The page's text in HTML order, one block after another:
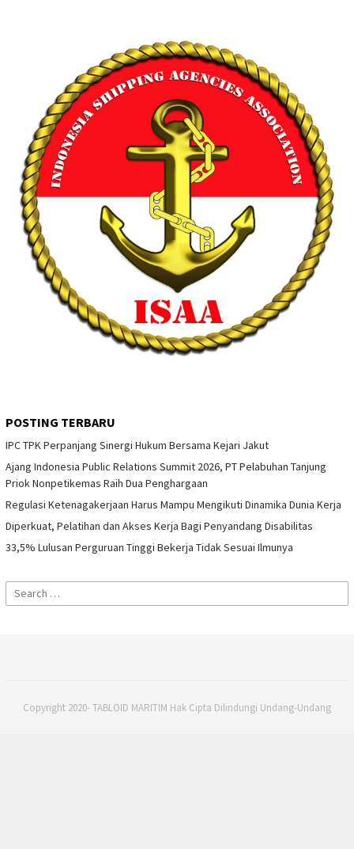
POSTING TERBARU
IPC TPK Perpanjang Sinergi Hukum Bersama Kejari Jakut
Ajang Indonesia Public Relations Summit 2026, PT Pelabuhan Tanjung
Priok Nonpetikemas Raih Dua Penghargaan
Regulasi Ketenagakerjaan Harus Mampu Mengikuti Dinamika Dunia Kerja
Diperkuat, Pelatihan dan Akses Kerja Bagi Penyandang Disabilitas
33,5% Lulusan Perguruan Tinggi Bekerja Tidak Sesuai Ilmunya
Search
for:
Copyright 2020- TABLOID MARITIM Hak Cipta Dilindungi Undang-Undang